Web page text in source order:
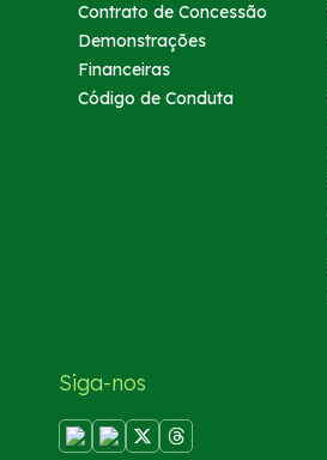
Deficiente Auditivo e de Fala
Fale Conosco
Ouvidoria
WhatsApp
Contrato de Concessão
Demonstrações
Financeiras
Código de Conduta
Siga-nos